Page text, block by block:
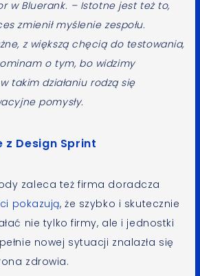
w Bluerank. – Istotne jest też to,
zmienił myślenie zespołu.
z większą chęcią do testowania,
o tym, bo widzimy
takim działaniu rodzą się
pomysły.
Design Sprint
zaleca też firma doradcza
pokazują, że szybko i skutecznie
nie tylko firmy, ale i jednostki
nowej sytuacji znalazła się
zdrowia.